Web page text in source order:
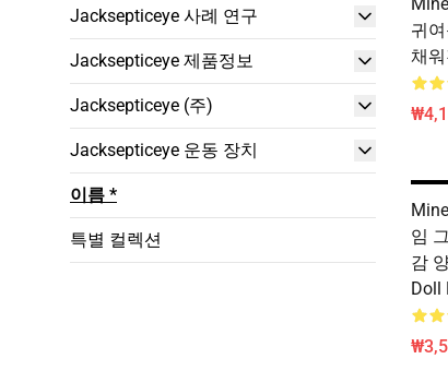
Jacksepticeye 사례 연구
Jacksepticeye 제품정보
Jacksepticeye (주)
Jacksepticeye 운동 장치
이름 *
특별 컬렉션
귀
채
임
감
Doll